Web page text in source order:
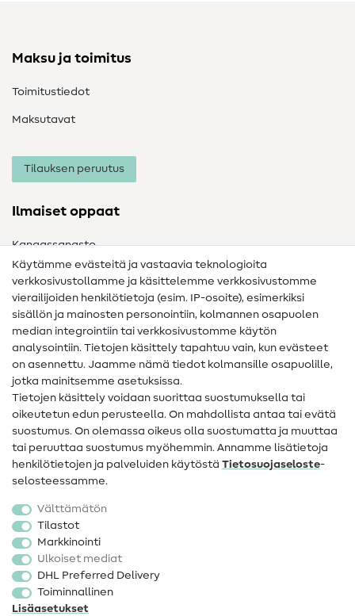
Maksu ja toimitus
Toimitustiedot
Maksutavat
Tilauksen peruutus
Ilmaiset oppaat
Kangassanasto
Ompelusanasto
Ompeluohjeet
Apua ja yhteystiedot
Yhteystiedot
Tietoa omistajanvaihdoksesta
Peruutusoikeus
Suosittu
Kankaat
Ompelutarvikkeet
Ale
Käytämme evästeitä ja vastaavia teknologioita
verkkosivustollamme ja käsittelemme verkkosivustomme
vierailijoiden henkilötietoja (esim. IP-osoite), esimerkiksi
sisällön ja mainosten personointiin, kolmannen osapuolen
median integrointiin tai verkkosivustomme käytön
analysointiin. Tietojen käsittely tapahtuu vain, kun evästeet
on asennettu. Jaamme nämä tiedot kolmansille osapuolille,
jotka mainitsemme asetuksissa.
Tietojen käsittely voidaan suorittaa suostumuksella tai
oikeutetun edun perusteella. On mahdollista antaa tai evätä
suostumus. On olemassa oikeus olla suostumatta ja muuttaa
tai peruuttaa suostumus myöhemmin. Annamme lisätietoja
henkilötietojen ja palveluiden käytöstä Tietosuojaseloste-
selosteessamme.
Välttämätön
Tilastot
Markkinointi
Ulkoiset mediat
DHL Preferred Delivery
Toiminnallinen
Lisäasetukset